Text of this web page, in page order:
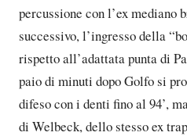
percussione con l’ex mediano
successivo, l’ingresso della
rispetto all’adattata punta di
paio di minuti dopo Golfo si
difeso con i denti fino al 94’,
di Welbeck, dello stesso ex